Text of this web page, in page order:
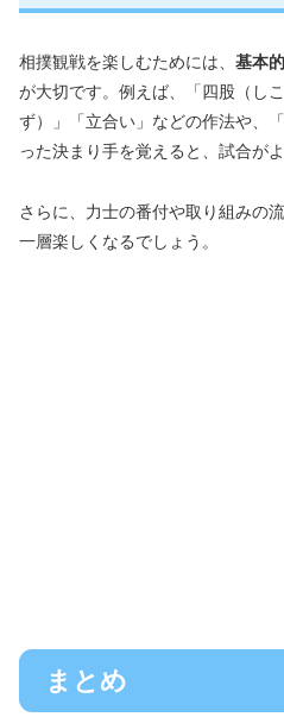
相撲観戦を楽しむためには、 基本
が大切です。例えば、「四股（し
ず）」「立合い」などの作法や、
った決まり手を覚えると、試合が
さらに、力士の番付や取り組みの
一層楽しくなるでしょう。
まとめ